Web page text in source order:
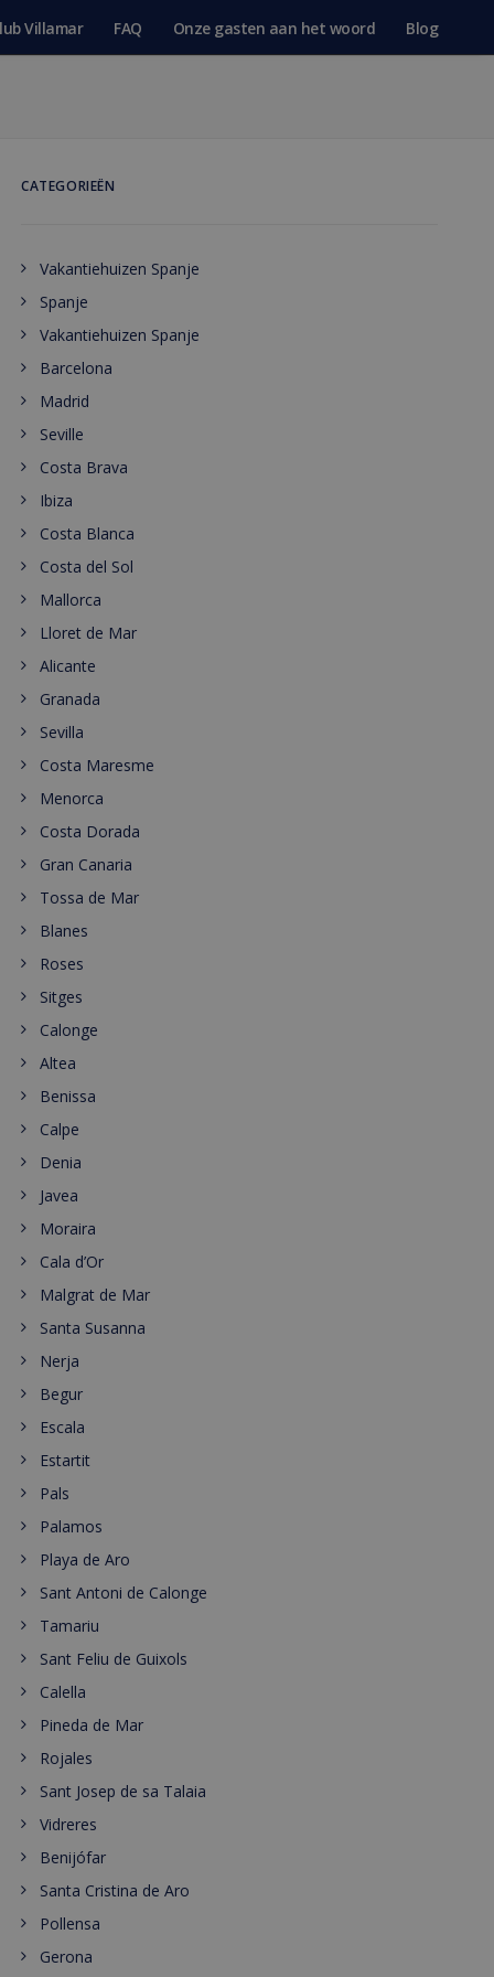
Villamar FAQ Onze gasten aan het woord Blog
CATEGORIEËN
Vakantiehuizen Spanje
Spanje
Vakantiehuizen Spanje
Barcelona
Madrid
Seville
Costa Brava
Ibiza
Costa Blanca
Costa del Sol
Mallorca
Lloret de Mar
Alicante
Granada
Sevilla
Costa Maresme
Menorca
Costa Dorada
Gran Canaria
Tossa de Mar
Blanes
Roses
Sitges
Calonge
Altea
Benissa
Calpe
Denia
Javea
Moraira
Cala d’Or
Malgrat de Mar
Santa Susanna
Nerja
Begur
Escala
Estartit
Pals
Palamos
Playa de Aro
Sant Antoni de Calonge
Tamariu
Sant Feliu de Guixols
Calella
Pineda de Mar
Rojales
Sant Josep de sa Talaia
Vidreres
Benijófar
Santa Cristina de Aro
Pollensa
Gerona